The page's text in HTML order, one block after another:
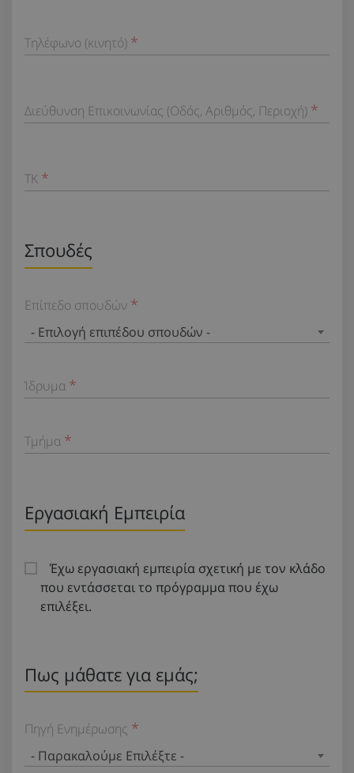
Τηλέφωνο (κινητό)
Διεύθυνση Επικοινωνίας (Οδός, Αριθμός, Περιοχή)
TK
Σπουδές
Επίπεδο σπουδών
- Επιλογή επιπέδου σπουδών -
Ίδρυμα
Τμήμα
Εργασιακή Εμπειρία
Έχω εργασιακή εμπειρία σχετική με τον κλάδο
που εντάσσεται το πρόγραμμα που έχω
επιλέξει.
Πως μάθατε για εμάς;
Πηγή Ενημέρωσης
- Παρακαλούμε Επιλέξτε -